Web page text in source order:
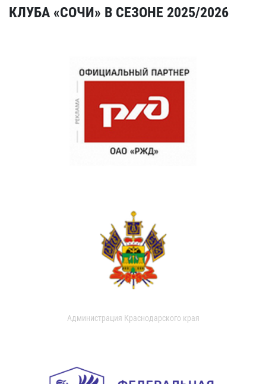
КЛУБА «СОЧИ» В СЕЗОНЕ 2025/2026
Администрация Краснодарского края